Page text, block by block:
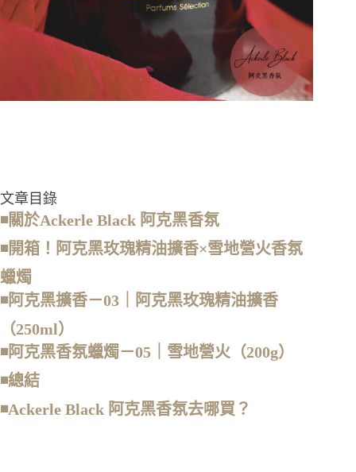
文章目錄
◾關於Ackerle Black 阿克黑香氛
◾開箱！阿克黑玫瑰精油擴香×雪地營火香氛
蠟燭
◾阿克黑擴香－03｜阿克黑玫瑰精油擴香
（250ml）
◾阿克黑香氛蠟燭－05｜雪地營火（200g）
◾總結
◾Ackerle Black 阿克黑香氛去哪買？